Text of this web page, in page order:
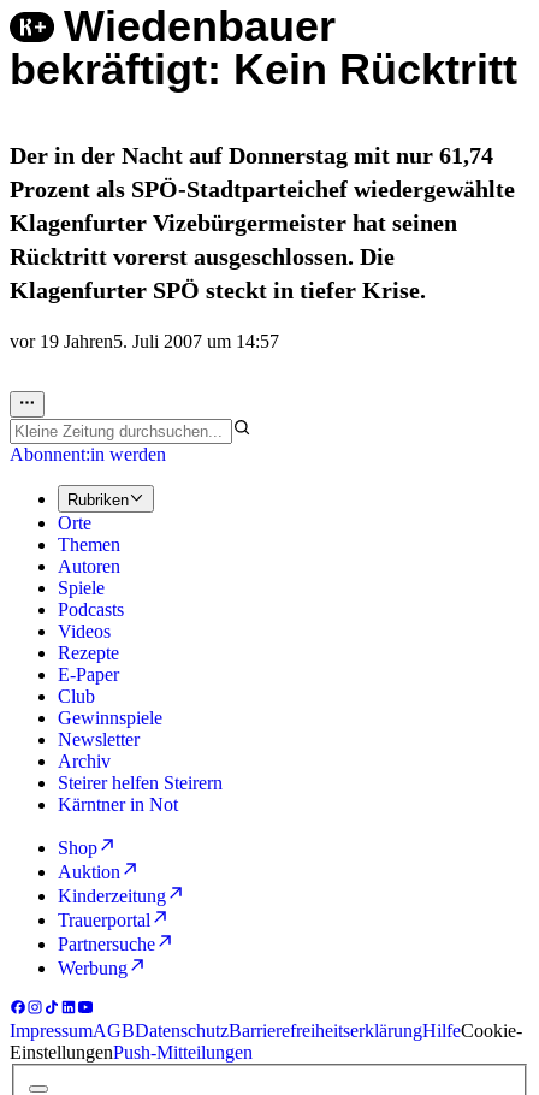
Wiedenbauer
bekräftigt: Kein Rücktritt
Der in der Nacht auf Donnerstag mit nur 61,74
Prozent als SPÖ-Stadtparteichef wiedergewählte
Klagenfurter Vizebürgermeister hat seinen
Rücktritt vorerst ausgeschlossen. Die
Klagenfurter SPÖ steckt in tiefer Krise.
vor 19 Jahren5. Juli 2007 um 14:57
Abonnent:in werden
Rubriken
Orte
Themen
Autoren
Spiele
Podcasts
Videos
Rezepte
E-Paper
Club
Gewinnspiele
Newsletter
Archiv
Steirer helfen Steirern
Kärntner in Not
Shop
Auktion
Kinderzeitung
Trauerportal
Partnersuche
Werbung
ImpressumAGBDatenschutzBarrierefreiheitserklärungHilfeCookie-
EinstellungenPush-Mitteilungen